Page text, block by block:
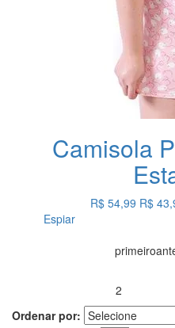
Camisola
R$ 54,99 R$
Espiar
primeiro
2
Ordenar por: